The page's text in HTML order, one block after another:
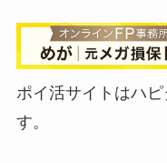
ポイ活サイトはハ
す。